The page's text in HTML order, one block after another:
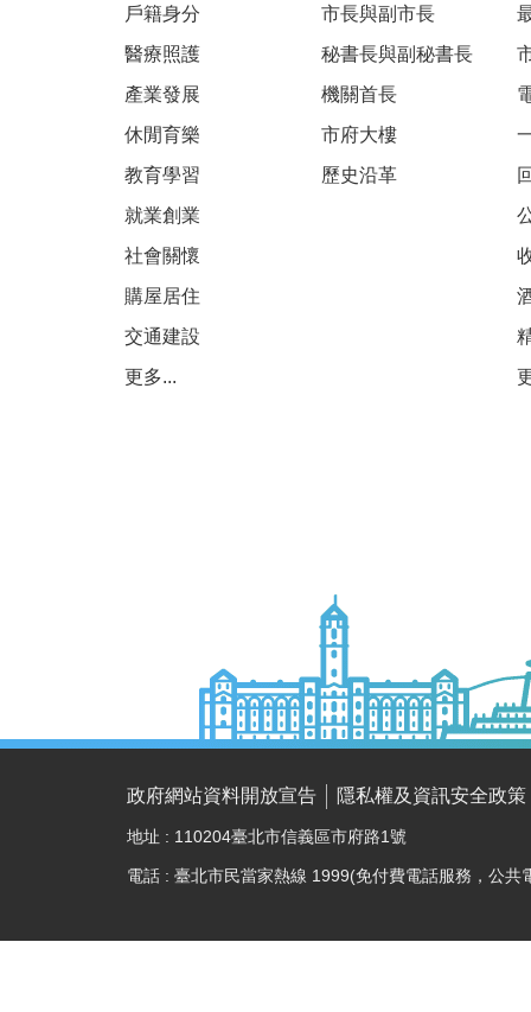
戶籍身分
醫療照護
產業發展
休閒育樂
教育學習
就業創業
社會關懷
購屋居住
交通建設
更多...
市長與副市長
秘書長與副秘書長
機關首長
市府大樓
歷史沿革
政府網站資料開放宣告 隱私權及資訊安全政策
地址 : 110204臺北市信義區市府路1號
電話 : 臺北市民當家熱線 1999(免付費電話服務，公